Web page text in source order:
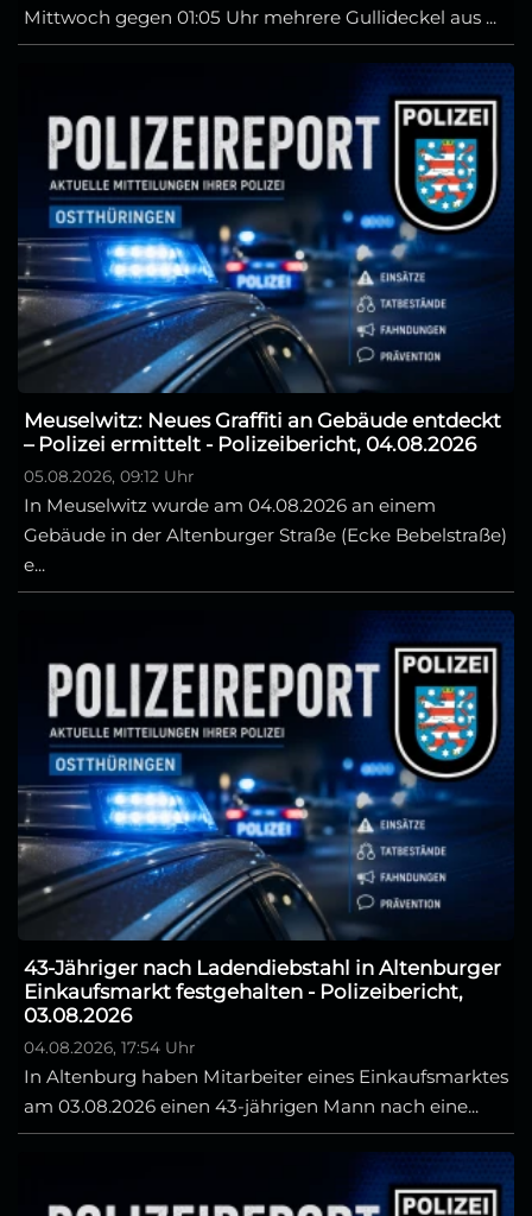
Mittwoch gegen 01:05 Uhr mehrere Gullideckel aus ...
Meuselwitz: Neues Graffiti an Gebäude entdeckt
– Polizei ermittelt - Polizeibericht, 04.08.2026
05.08.2026, 09:12 Uhr
In Meuselwitz wurde am 04.08.2026 an einem
Gebäude in der Altenburger Straße (Ecke Bebelstraße)
e...
43-Jähriger nach Ladendiebstahl in Altenburger
Einkaufsmarkt festgehalten - Polizeibericht,
03.08.2026
04.08.2026, 17:54 Uhr
In Altenburg haben Mitarbeiter eines Einkaufsmarktes
am 03.08.2026 einen 43-jährigen Mann nach eine...